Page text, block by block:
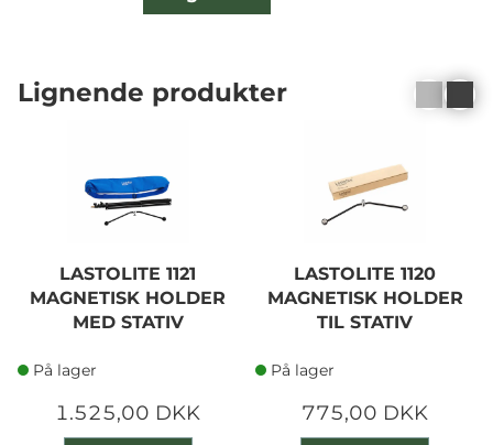
Lignende produkter
LASTOLITE 1121
MAGNETISK HOLDER
MED STATIV
På lager
1.525,00 DKK
LASTOLITE 1120
MAGNETISK HOLDER
TIL STATIV
På lager
775,00 DKK